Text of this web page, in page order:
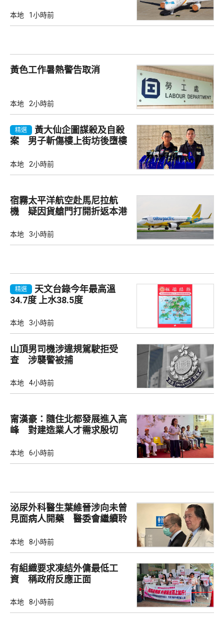
本地 1小時前
黃色工作暑熱警告取消
本地 2小時前
精選
黃大仙企圖謀殺及自殺
案 男子斬傷樓上街坊後墮樓
本地 2小時前
宿霧太平洋航空赴馬尼拉航
機 疑因貨艙門打開折返本港
本地 3小時前
精選
天文台錄今年最高溫
34.7度 上水38.5度
本地 3小時前
山頂男司機涉違規駕駛拒受
查 涉襲警被捕
本地 4小時前
甯漢豪：隨住北都發展進入高
峰 對建造業人才需求殷切
本地 6小時前
泌尿外科醫生葉維晉涉向未曾
見面病人開藥 醫委會繼續聆
本地 8小時前
有組織要求凍結外傭最低工
資 稱政府反應正面
本地 8小時前